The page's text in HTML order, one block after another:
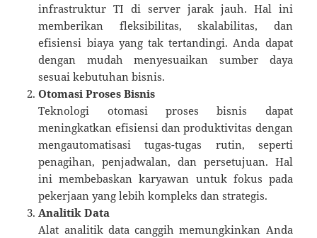
infrastruktur TI di server jarak jauh. Hal ini
memberikan fleksibilitas, skalabilitas, dan
efisiensi biaya yang tak tertandingi. Anda dapat
dengan mudah menyesuaikan sumber daya
sesuai kebutuhan bisnis.
Otomasi Proses Bisnis
Teknologi otomasi proses bisnis dapat
meningkatkan efisiensi dan produktivitas dengan
mengautomatisasi tugas-tugas rutin, seperti
penagihan, penjadwalan, dan persetujuan. Hal
ini membebaskan karyawan untuk fokus pada
pekerjaan yang lebih kompleks dan strategis.
Analitik Data
Alat analitik data canggih memungkinkan Anda